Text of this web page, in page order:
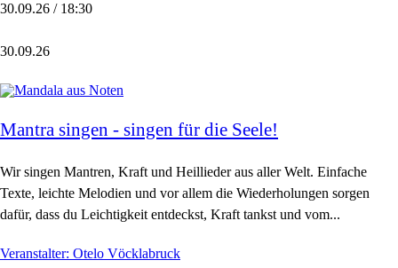
30.09.26 / 18:30
30.09.26
Mantra singen - singen für die Seele!
Wir singen Mantren, Kraft und Heillieder aus aller Welt. Einfache
Texte, leichte Melodien und vor allem die Wiederholungen sorgen
dafür, dass du Leichtigkeit entdeckst, Kraft tankst und vom...
Veranstalter: Otelo Vöcklabruck